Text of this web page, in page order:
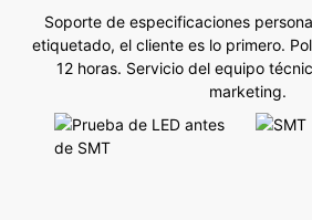
Soporte de especificaciones
etiquetado, el cliente es lo primero.
12 horas. Servicio del equipo
marketing.